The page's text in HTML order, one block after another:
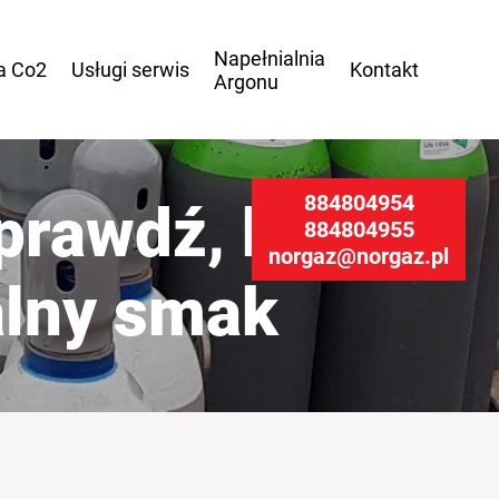
884804954
884804955
norgaz@norgaz.pl
Co2 Usługi serwis
Napełnialnia
Argonu
Kontakt
kiedy
smak